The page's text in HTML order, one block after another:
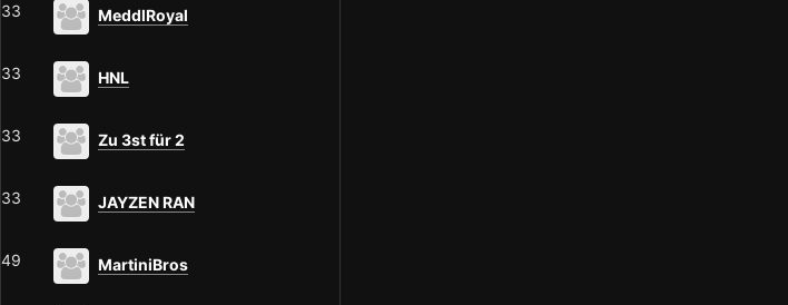
33 MeddlRoyal
33 HNL
33 Zu 3st für 2
33 JAYZEN RAN
49 MartiniBros